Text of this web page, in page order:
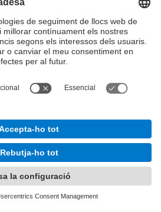
Socials
i Terminologia.
amb